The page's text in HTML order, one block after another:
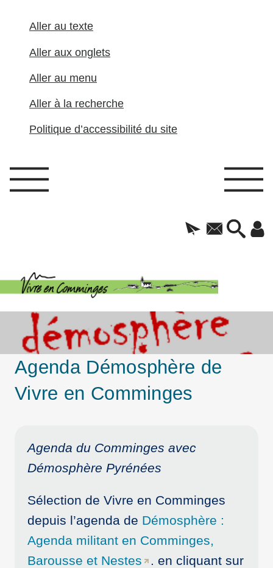
Aller au texte
Aller aux onglets
Aller au menu
Aller à la recherche
Politique d’accessibilité du site
Agenda Démosphère de
Vivre en Comminges
Agenda du Comminges avec
Démosphère Pyrénées
Sélection de Vivre en Comminges
depuis l’agenda de Démosphère :
Agenda militant en Comminges,
Barousse et Nestes
. en cliquant sur